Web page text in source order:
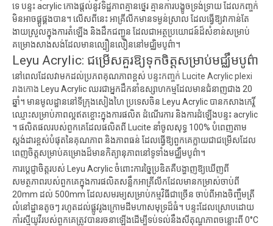
ទេ បន្ទះ acrylic កោងផ្តល់នូវទិដ្ឋភាពគ្មានថ្នេរ គ្មានការបង្ខូចទ្រង់ទ្រាយ ដែលកញ្ចក់
មិនអាចផ្គូផ្គងបាន។ លើសពីនេះ អាគ្រីលីកមានទម្ងន់ស្រាល ដែលធ្វើឱ្យវាកាន់តែ
ងាយស្រួលក្នុងការតំឡើង និងដឹកជញ្ជូន ដែលជាអត្ថប្រយោជន៍ដ៏សំខាន់សម្រាប់
គម្រោងសាងសង់ដែលមានល្បឿនលឿននៅមជ្ឈិមបូព៌ា។
Leyu Acrylic: ជម្រើសគួរឱ្យទុកចិត្តសម្រាប់មជ្ឈឹមបូព៌ា
នៅពេលដែលវាមកដល់ប្រភពគុណភាពខ្ពស់ បន្ទះកញ្ចក់ Lucite Acrylic plexi
រាងកោង
Leyu Acrylic ឈរជាអ្នកដឹកនាំឧស្សាហកម្មដែលមានជំនាញជាង 20
ឆ្នាំ។ មានមូលដ្ឋាននៅទីក្រុងសៀងហៃ ប្រទេសចិន Leyu Acrylic បានកសាងកេរ្តិ៍
ឈ្មោះសម្រាប់ភាពល្អឥតខ្ចោះក្នុងការផលិត ដំណើរការ និងការដំឡើងបន្ទះ acrylic
។ ផលិតផលរបស់ពួកគេដែលផលិតពី Lucite នាំចូលសុទ្ធ 100% បំពេញតាម
ស្តង់ដារខ្ពស់បំផុតនៃគុណភាព និងភាពធន់ ដែលធ្វើឱ្យពួកគេក្លាយជាជម្រើសដែល
ពេញចិត្តសម្រាប់គម្រោងដ៏មានកិត្យានុភាពនៅទូទាំងមជ្ឈឹមបូព៌ា។
ការប្តេជ្ញាចិត្តរបស់ Leyu Acrylic ចំពោះការច្នៃប្រឌិតគឺបង្ហាញឱ្យឃើញពី
សមត្ថភាពរបស់ពួកគេក្នុងការផលិតសន្លឹកអាគ្រីលីកដែលមានកម្រាស់ចាប់ពី
20mm ដល់ 500mm ដែលសមរម្យសម្រាប់កម្មវិធីជាច្រើន ចាប់ពីអាងចិញ្ចឹមត្រី
លំនៅដ្ឋានតូចៗ រហូតដល់ផ្លូវរូងក្រោមដីមហាសមុទ្រដ៏ធំ។ បន្ទះដែលស្រោបដោយ
កាំរស្មីយូវីរបស់ពួកគេត្រូវបានរចនាឡើងដើម្បីទប់ទល់នឹងសីតុណ្ហភាពចន្លោះពី 0°C